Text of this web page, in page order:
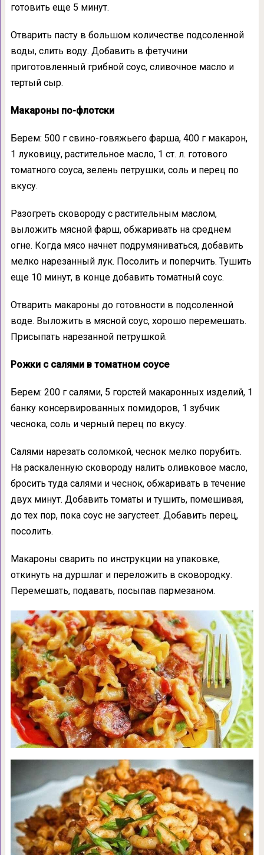
готовить еще 5 минут.
Отварить пасту в большом количестве подсоленной
воды, слить воду. Добавить в фетучини
приготовленный грибной соус, сливочное масло и
тертый сыр.
Макароны по-флотски
Берем: 500 г свино-говяжьего фарша, 400 г макарон,
1 луковицу, растительное масло, 1 ст. л. готового
томатного соуса, зелень петрушки, соль и перец по
вкусу.
Разогреть сковороду с растительным маслом,
выложить мясной фарш, обжаривать на среднем
огне. Когда мясо начнет подрумяниваться, добавить
мелко нарезанный лук. Посолить и поперчить. Тушить
еще 10 минут, в конце добавить томатный соус.
Отварить макароны до готовности в подсоленной
воде. Выложить в мясной соус, хорошо перемешать.
Присыпать нарезанной петрушкой.
Рожки с салями в томатном соусе
Берем: 200 г салями, 5 горстей макаронных изделий, 1
банку консервированных помидоров, 1 зубчик
чеснока, соль и черный перец по вкусу.
Салями нарезать соломкой, чеснок мелко порубить.
На раскаленную сковороду налить оливковое масло,
бросить туда салями и чеснок, обжаривать в течение
двух минут. Добавить томаты и тушить, помешивая,
до тех пор, пока соус не загустеет. Добавить перец,
посолить.
Макароны сварить по инструкции на упаковке,
откинуть на дуршлаг и переложить в сковородку.
Перемешать, подавать, посыпав пармезаном.